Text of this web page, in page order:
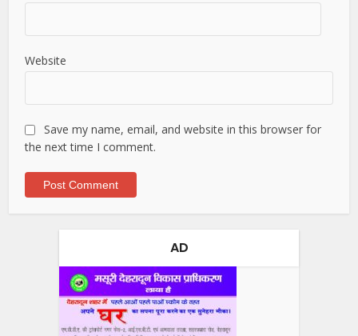
Website
Save my name, email, and website in this browser for
the next time I comment.
AD